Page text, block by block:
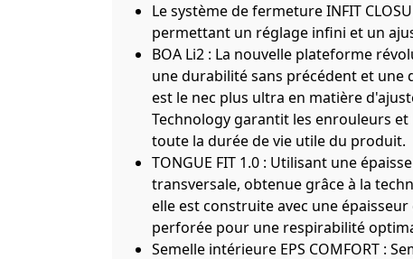
Le système de fermeture INFIT
permettant un réglage infini et un
BOA Li2 : La nouvelle plateforme
une durabilité sans précédent et une
est le nec plus ultra en matière
Technology garantit les enrouleurs
toute la durée de vie utile du produit.
TONGUE FIT 1.0 : Utilisant une
transversale, obtenue grâce à la
elle est construite avec une
perforée pour une respirabilité
Semelle intérieure EPS COMFORT :